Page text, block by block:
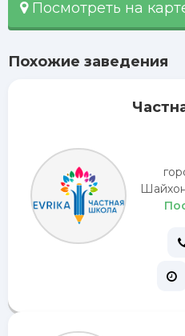
Посмотреть на
Похожие заведения